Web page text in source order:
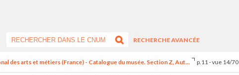
RECHERCHE AVANCÉE
des arts et métiers (France) - Catalogue du musée. Section Z, Aut... p.11 - vue 14/70